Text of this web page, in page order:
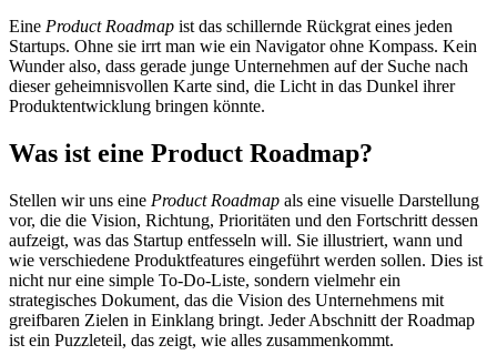
Eine Product Roadmap ist das schillernde Rückgrat eines jeden
Startups. Ohne sie irrt man wie ein Navigator ohne Kompass. Kein
Wunder also, dass gerade junge Unternehmen auf der Suche nach
dieser geheimnisvollen Karte sind, die Licht in das Dunkel ihrer
Produktentwicklung bringen könnte.
Was ist eine Product Roadmap?
Stellen wir uns eine Product Roadmap als eine visuelle Darstellung
vor, die die Vision, Richtung, Prioritäten und den Fortschritt dessen
aufzeigt, was das Startup entfesseln will. Sie illustriert, wann und
wie verschiedene Produktfeatures eingeführt werden sollen. Dies ist
nicht nur eine simple To-Do-Liste, sondern vielmehr ein
strategisches Dokument, das die Vision des Unternehmens mit
greifbaren Zielen in Einklang bringt. Jeder Abschnitt der Roadmap
ist ein Puzzleteil, das zeigt, wie alles zusammenkommt.